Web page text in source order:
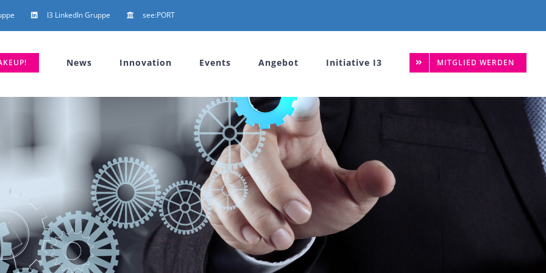
I3 LinkedIn Gruppe see:PORT
News Innovation Events Angebot Initiative I3 MITGLIED WERDEN